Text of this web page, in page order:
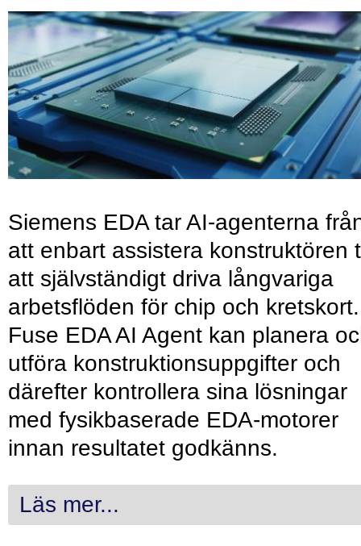
Siemens EDA tar AI-agenterna
att enbart assistera konstruktören
att självständigt driva långvariga
arbetsflöden för chip och kretskort.
Fuse EDA AI Agent kan planera
utföra konstruktionsuppgifter och
därefter kontrollera sina lösningar
med fysikbaserade EDA-motorer
innan resultatet godkänns.
Läs mer...